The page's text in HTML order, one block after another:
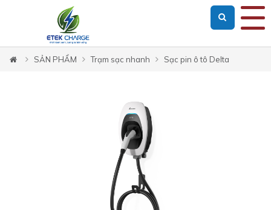
SẢN PHẨM Trạm sạc nhanh Sạc pin ô tô Delta